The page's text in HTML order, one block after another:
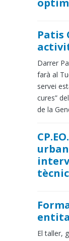
Patis
Darrer
farà al
servei
cures”
de la
El taller,